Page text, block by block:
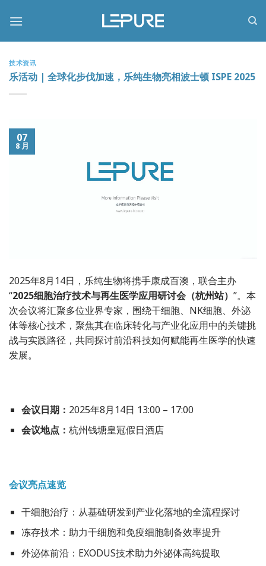
技术资讯
乐活动 | 全球化步伐加速，乐纯生物亮相波士顿 ISPE 2025
07
8 月
2025年8月14日，乐纯生物将携手康成百澳，联合主办
“2025细胞治疗技术与再生医学应用研讨会（杭州站） ”。本
次会议将汇聚多位业界专家，围绕干细胞、NK细胞、外泌
体等核心技术，聚焦其在临床转化与产业化应用中的关键挑
战与实践路径，共同探讨前沿科技如何赋能再生医学的快速
发展。
会议日期： 2025年8月14日 13:00 – 17:00
会议地点： 杭州钱塘皇冠假日酒店
会议亮点速览
干细胞治疗：从基础研发到产业化落地的全流程探讨
冻存技术：助力干细胞和免疫细胞制备效率提升
外泌体前沿：EXODUS技术助力外泌体高纯提取